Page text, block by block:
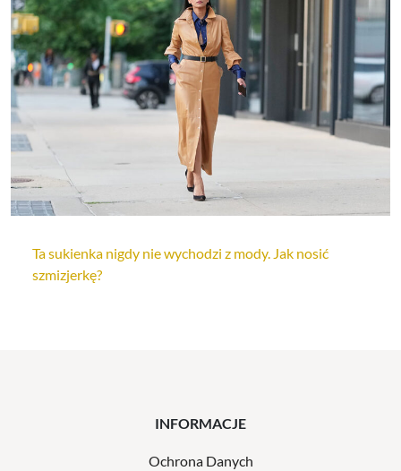
Ta sukienka nigdy nie wychodzi z mody. Jak nosić
szmizjerkę?
INFORMACJE
Ochrona Danych